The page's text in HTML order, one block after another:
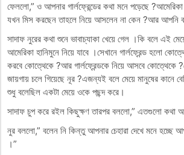
ফেললো,” ও আপনার গার্লফ্রেন্ডের কথা মনে পড়েছে
যখন মিস করছেন তাহলে নিয়ে আসলেন না কেন ?আর আপনি
সাদাফ নুরের কথা শুনে ভাবাচ্যাকা খেয়ে গেল ।কি বলে এই
আমেরিকা হানিমুনে নিয়ে যাবে ।সেখানে গার্লফ্রেন্ড হলো
করবে কোত্থেকে ?আর গার্লফ্রেন্ডকে নিয়ে আসবে কোত্থেকে
জায়গায় চলে গিয়েছে নূর ?এজন্যই বলে মেয়ে মানুষের কানে
শুধু বলেছিল একটা মেয়ে ওকে পছন্দ করে।
সাদাফ চুপ করে রইল কিছুক্ষণ তারপর বললো,” এতগুলো কথা
নুর বললো,” বলেন নি কিন্তু আপনার চেহারা দেখে মনে হচ্ছে
।”